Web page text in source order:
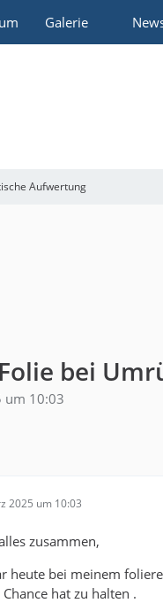
Galerie
Aufwertung
bei
um 10:03
2025 um 10:03
zusammen,
heute bei meinem
hat zu halten .